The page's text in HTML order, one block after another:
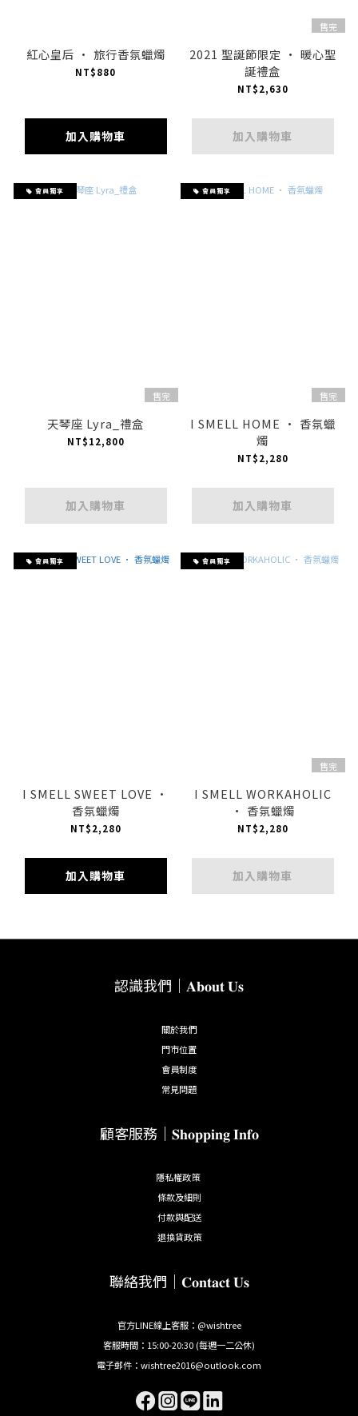
紅心皇后 · 旅行香氛蠟燭
NT$880
加入購物車
售完
2021 聖誕節限定 · 暖心聖
誕禮盒
NT$2,630
加入購物車
會員獨享
售完
天琴座 Lyra_禮盒
NT$12,800
加入購物車
會員獨享
售完
I SMELL HOME · 香氛蠟
燭
NT$2,280
加入購物車
會員獨享
I SMELL SWEET LOVE ·
香氛蠟燭
NT$2,280
加入購物車
會員獨享
售完
I SMELL WORKAHOLIC
· 香氛蠟燭
NT$2,280
加入購物車
認識我們｜𝐀𝐛𝐨𝐮𝐭 𝐔𝐬
關於我們
門市位置
會員制度
常見問題
顧客服務｜𝐒𝐡𝐨𝐩𝐩𝐢𝐧𝐠 𝐈𝐧𝐟𝐨
隱私權政策
條款及細則
付款與配送
退換貨政策
聯絡我們｜𝐂𝐨𝐧𝐭𝐚𝐜𝐭 𝐔𝐬
官方LINE線上客服：@wishtree
客服時間：15:00-20:30 (每週一二公休)
電子郵件：wishtree2016@outlook.com